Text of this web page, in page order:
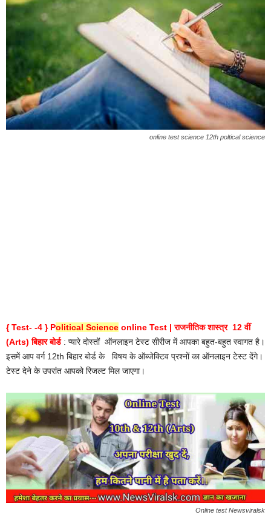
online test science 12th poltical science
{ Test- -4 } Political Science online Test | राजनीतिक शास्त्र 12 वीं
(Arts) बिहार बोर्ड : प्यारे दोस्तों ऑनलाइन टेस्ट सीरीज में आपका बहुत-बहुत स्वागत है।
इसमें आप वर्ग 12th बिहार बोर्ड के
विषय के ऑब्जेक्टिव प्रश्नों का ऑनलाइन टेस्ट देंगे।
टेस्ट देने के उपरांत आपको रिजल्ट मिल जाएगा।
Online test Newsviralsk